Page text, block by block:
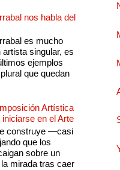
nos habla del
es mucho
artista singular, es
ejemplos
que quedan
Artística
en el Arte
construye —casi
que los
sobre un
mirada tras caer